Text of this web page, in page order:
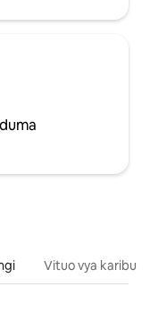
Vituo vya karibu